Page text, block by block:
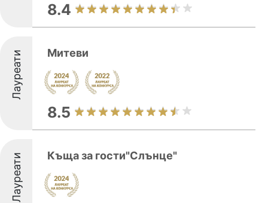
8.4
Лауреати Митеви
8.5
Лауреати Къща за гости"Слънце"